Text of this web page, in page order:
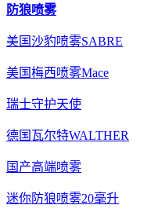
防狼喷雾
美国沙豹喷雾SABRE
美国梅西喷雾Mace
瑞士守护天使
德国瓦尔特WALTHER
国产高端喷雾
迷你防狼喷雾20毫升